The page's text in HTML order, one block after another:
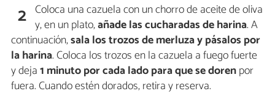
2 Coloca una cazuela con un chorro de aceite de oliva
y, en un plato,añade las cucharadas de harina. A
continuación,sala los trozos de merluza y pásalos por
la harina. Coloca los trozos en la cazuela a fuego fuerte
y deja1 minuto por cada lado para que se dorenpor
fuera. Cuando estén dorados, retira y reserva.